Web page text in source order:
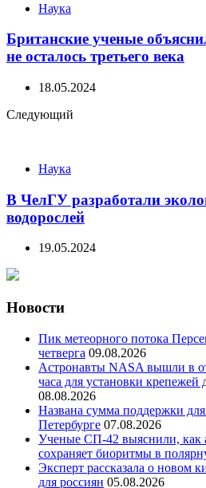
Наука
Британские ученые
не осталось третьего века
18.05.2024
Следующий
Наука
В ЧелГУ разработали
водорослей
19.05.2024
Новости
Пик метеорного потока
четверга 09.08.2026
Астронавты NASA вышли в
часа для установки крепежей
08.08.2026
Названа сумма поддержки
Петербурге 07.08.2026
Ученые СП-42 выяснили, как
сохраняет биоритмы в
Эксперт рассказала о новом
для россиян 05.08.2026